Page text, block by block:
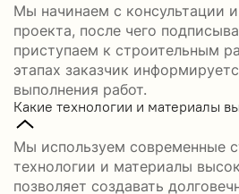
Мы начинаем с консультации
проекта, после чего
приступаем к строительным
этапах заказчик
выполнения работ.
Какие технологии и материалы
Мы используем современные
технологии и материалы
позволяет создавать